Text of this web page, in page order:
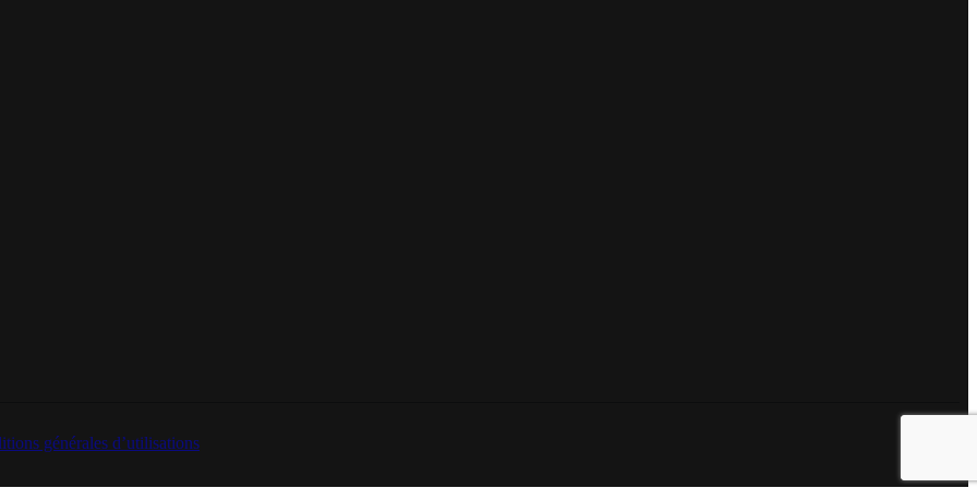
générales d’utilisations